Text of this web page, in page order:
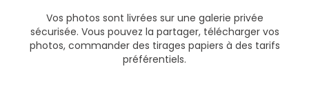
Vos photos sont livrées sur une galerie privée
sécurisée. Vous pouvez la partager, télécharger vos
photos, commander des tirages papiers à des tarifs
préférentiels.